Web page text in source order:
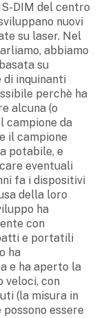
DIM del centro
nuovi
su laser. Nel
abbiamo
su
di inquinanti
perchè ha
alcuna (o
campione da
il campione
potabile, e
eventuali
fa i dispositivi
della loro
ha
con
e portatili
ha
e ha aperto la
veloci, con
(la misura in
essere